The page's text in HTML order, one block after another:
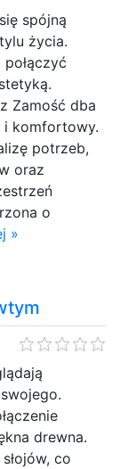
spójną
życia.
Zamość dba
i komfortowy.
potrzeb,
oraz
o
»
drewna.
co